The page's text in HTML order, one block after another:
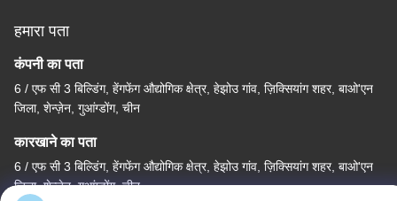
हमारा पता
कंपनी का पता
6 / एफ सी 3 बिल्डिंग, हेंगफेंग औद्योगिक क्षेत्र, हेझोउ गांव, ज़िक्सियांग शहर, बाओ'एन
जिला, शेन्ज़ेन, गुआंग्डोंग, चीन
कारखाने का पता
6 / एफ सी 3 बिल्डिंग, हेंगफेंग औद्योगिक क्षेत्र, हेझोउ गांव, ज़िक्सियांग शहर, बाओ'एन
जिला, शेन्ज़ेन, गुआंग्डोंग, चीन